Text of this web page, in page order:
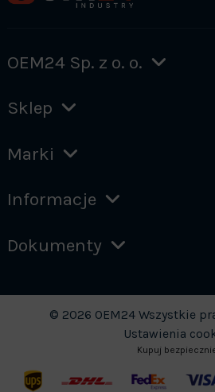
OEM24 Sp. z o. o.
Sklep
Marki
Informacje
Dokumenty
© 2026 OEM24 Wszystkie
Ustawienia
Kupuj